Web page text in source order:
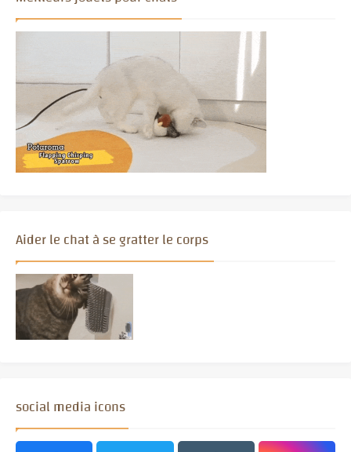
Aider le chat à se gratter le corps
social media icons